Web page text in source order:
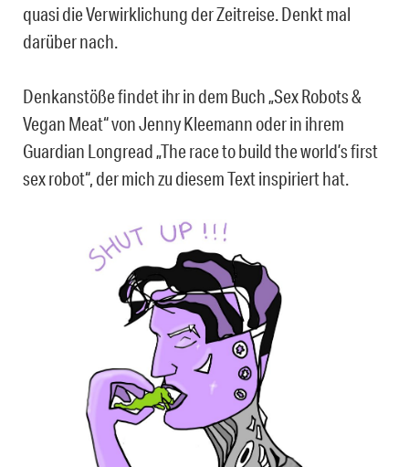
quasi die Verwirklichung der Zeitreise. Denkt mal
darüber nach.
Denkanstöße findet ihr in dem Buch „Sex Robots &
Vegan Meat“ von Jenny Kleemann oder in ihrem
Guardian Longread „The race to build the world’s first
sex robot“, der mich zu diesem Text inspiriert hat.